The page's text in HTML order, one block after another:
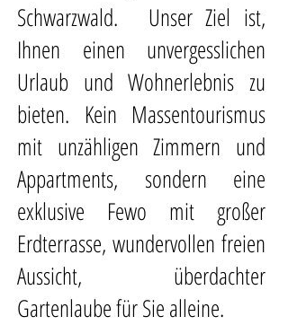
Schwarzwald. Unser Ziel ist,
Ihnen einen unvergesslichen
Urlaub und Wohnerlebnis zu
bieten. Kein Massentourismus
mit unzähligen Zimmern und
Appartments, sondern eine
exklusive Fewo mit großer
Erdterrasse, wundervollen freien
Aussicht, überdachter
Gartenlaube für Sie alleine.